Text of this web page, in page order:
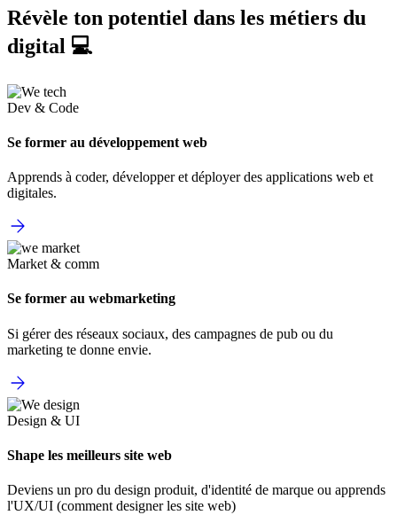
Révèle ton potentiel dans les métiers du
digital 💻
Dev & Code
Se former au développement web
Apprends à coder, développer et déployer des applications web et
digitales.
Market & comm
Se former au webmarketing
Si gérer des réseaux sociaux, des campagnes de pub ou du
marketing te donne envie.
Design & UI
Shape les meilleurs site web
Deviens un pro du design produit, d'identité de marque ou apprends
l'UX/UI (comment designer les site web)